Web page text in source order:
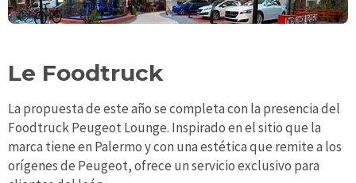
Le Foodtruck
La propuesta de este año se completa con la presencia del
Foodtruck Peugeot Lounge. Inspirado en el sitio que la
marca tiene en Palermo y con una estética que remite a los
orígenes de Peugeot, ofrece un servicio exclusivo para